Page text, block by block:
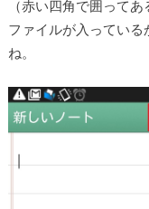
（赤い四角で囲って
ファイルが入っている
ね。